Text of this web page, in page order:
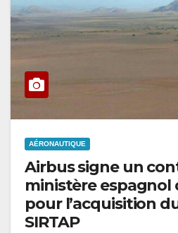
AÉRONAUTIQUE
Airbus signe un
ministère espagnol
pour l’acquisition
SIRTAP